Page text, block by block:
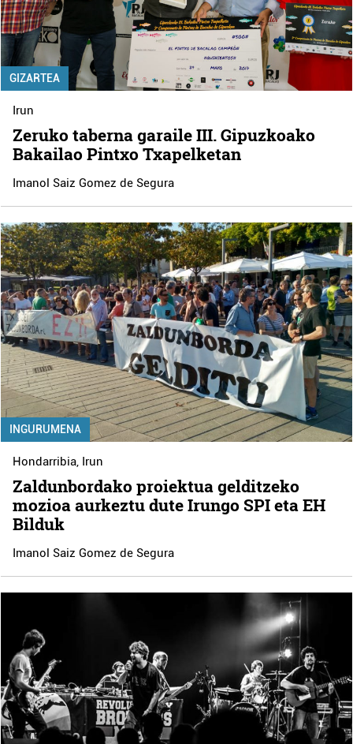
GIZARTEA
Irun
Zeruko taberna garaile III. Gipuzkoako
Bakailao Pintxo Txapelketan
Imanol Saiz Gomez de Segura
INGURUMENA
Hondarribia, Irun
Zaldunbordako proiektua gelditzeko
mozioa aurkeztu dute Irungo SPI eta EH
Bilduk
Imanol Saiz Gomez de Segura